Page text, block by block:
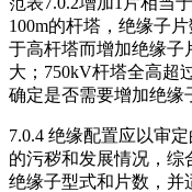
100m的杆塔，绝缘子
于高杆塔而增加绝缘子
大；750kV杆塔全高超
确定是否需要增加绝缘
7.0.4 绝缘配置应以审
的污秽和发展情况，综
绝缘子型式和片数，并